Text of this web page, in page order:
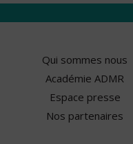
Qui sommes nous
Académie ADMR
Espace presse
Nos partenaires